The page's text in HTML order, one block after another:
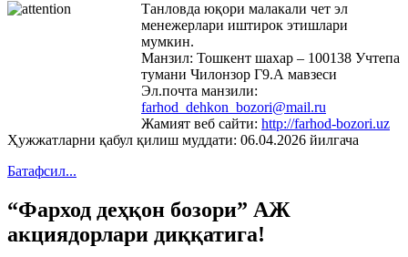
Танловда юқори малакали чет эл
менежерлари иштирок этишлари
мумкин.
Манзил: Тошкент шахар – 100138 Учтепа
тумани Чилонзор Г9.А мавзеси
Эл.почта манзили:
farhod_dehkon_bozori@mail.ru
Жамият веб сайти: http://farhod-bozori.uz
Ҳужжатларни қабул қилиш муддати: 06.04.2026 йилгача
Батафсил...
“Фарход деҳқон бозори” АЖ
акциядорлари диққатига!